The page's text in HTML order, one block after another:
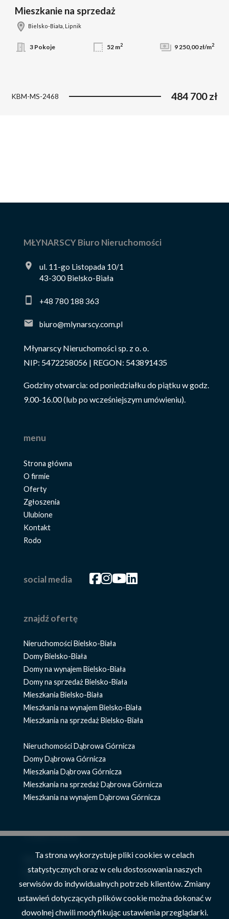
Mieszkanie na sprzedaż
Bielsko-Biała, Lipnik
3 Pokoje 52 m2 9 250,00 zł/m2
KBM-MS-2468 484 700 zł
MŁYNARSCY Biuro Nieruchomości
ul. 11-go Listopada 10/1
43-300 Bielsko-Biała
+48 780 188 363
biuro@mlynarscy.com.pl
Młynarscy Nieruchomości sp. z o. o.
NIP: 5472258056 | REGON: 543891435
Godziny otwarcia: od poniedziałku do piątku w godz.
9.00-16.00 (lub po wcześniejszym umówieniu).
menu
Strona główna
O firmie
Oferty
Zgłoszenia
Ulubione
Kontakt
Rodo
social media Facebook
Facebook
Facebook
Facebook
znajdź ofertę
Nieruchomości Bielsko-Biała
Domy Bielsko-Biała
Domy na wynajem Bielsko-Biała
Domy na sprzedaż Bielsko-Biała
Mieszkania Bielsko-Biała
Mieszkania na wynajem Bielsko-Biała
Mieszkania na sprzedaż Bielsko-Biała
Nieruchomości Dąbrowa Górnicza
Domy Dąbrowa Górnicza
Mieszkania Dąbrowa Górnicza
Mieszkania na sprzedaż Dąbrowa Górnicza
Mieszkania na wynajem Dąbrowa Górnicza
znajdź ofertę
Nieruchomości Szczyrk
Mieszkania Szczyrk
Mieszkania na wynajem Szczyrk
Mieszkania na sprzedaż Szczyrk
Domy Szczyrk
Ta strona wykorzystuje pliki cookies w celach
statystycznych oraz w celu dostosowania naszych
serwisów do indywidualnych potrzeb klientów. Zmiany
ustawień dotyczących plików cookie można dokonać w
dowolnej chwili modyfikując ustawienia przeglądarki.